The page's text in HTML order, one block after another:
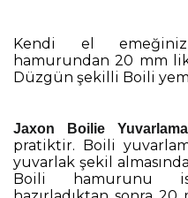
Kendi el
hamurundan 20 mm
Düzgün şekilli Boili
Jaxon Boilie
pratiktir. Boili
yuvarlak şekil
Boili hamurunu